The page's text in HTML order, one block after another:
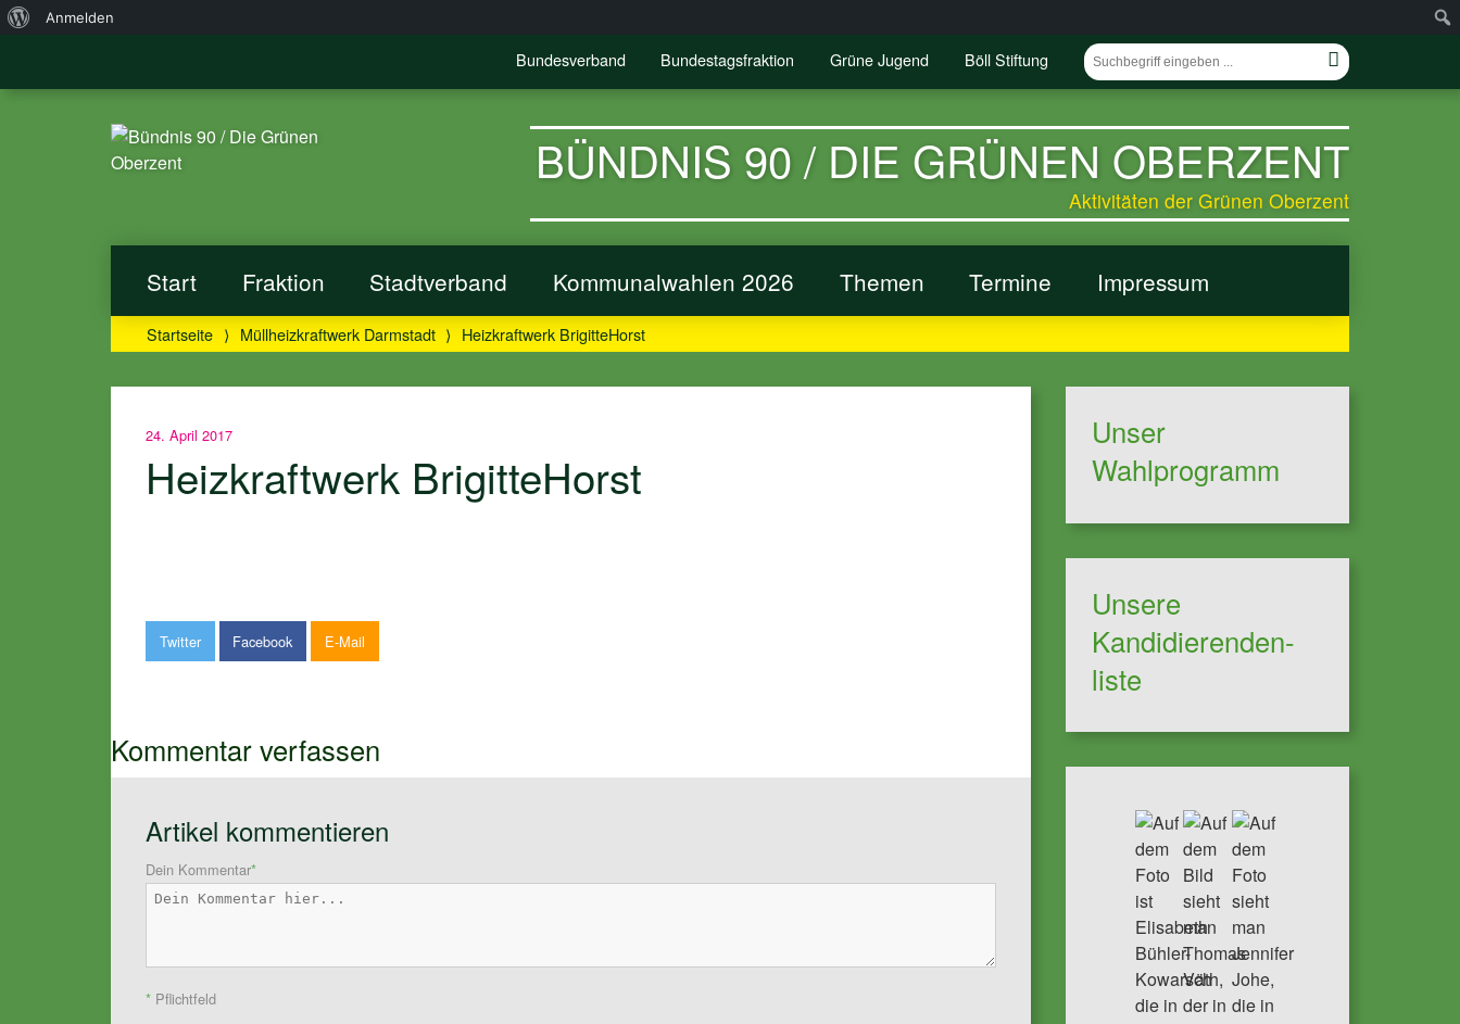
Bundesverband Bundestagsfraktion Grüne Jugend Böll Stiftung
BÜNDNIS 90 / DIE GRÜNEN OBERZENT
Aktivitäten der Grünen Oberzent
Start Fraktion Stadtverband Kommunalwahlen 2026 Themen Termine Impressum
Startseite ⟩ Müllheizkraftwerk Darmstadt ⟩ Heizkraftwerk BrigitteHorst
24. April 2017
Heizkraftwerk BrigitteHorst
Twitter Facebook E-Mail
Kommentar verfassen
Artikel kommentieren
Dein Kommentar*
* Pflichtfeld
Unser
Wahlprogramm
Unsere
Kandidierenden-
liste
Über
Anmelden